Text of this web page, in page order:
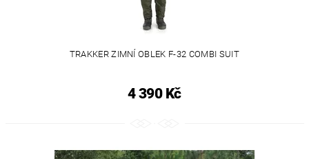
TRAKKER ZIMNÍ OBLEK F-32 COMBI SUIT
4 390 Kč